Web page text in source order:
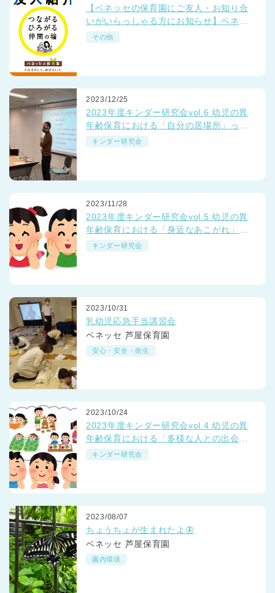
【ベネッセの保育園にご友人・お知り合
いがいらっしゃる方にお知らせ】ベネッ
セの保育園でいっしょに働きませんか？
その他
2023/12/25
2023年度キンダー研究会vol.6 幼児の異
年齢保育における「自分の居場所」っ
て？
キンダー研究会
2023/11/28
2023年度キンダー研究会vol.5 幼児の異
年齢保育における「身近なあこがれ」っ
て？
キンダー研究会
2023/10/31
乳幼児応急手当講習会
ベネッセ 芦屋保育園
安心・安全・衛生
2023/10/24
2023年度キンダー研究会vol.4 幼児の異
年齢保育における「多様な人との出会
い」って？
キンダー研究会
2023/08/07
ちょうちょが生まれたよ🦋
ベネッセ 芦屋保育園
園内環境